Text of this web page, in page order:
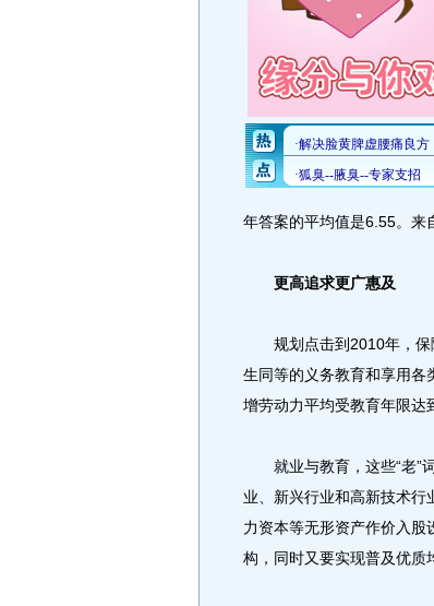
年答案的平均值是6.55。来
更高追求更广惠及
规划点击到2010年，保
生同等的义务教育和享用各
增劳动力平均受教育年限达
就业与教育，这些“老”词
业、新兴行业和高新技术行
力资本等无形资产作价入
构，同时又要实现普及优质